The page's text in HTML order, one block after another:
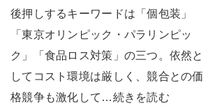
後押しするキーワードは「個包装」
「東京オリンピック・パラリンピッ
ク」「食品ロス対策」の三つ。依然と
してコスト環境は厳しく、競合との価
格競争も激化して…続きを読む